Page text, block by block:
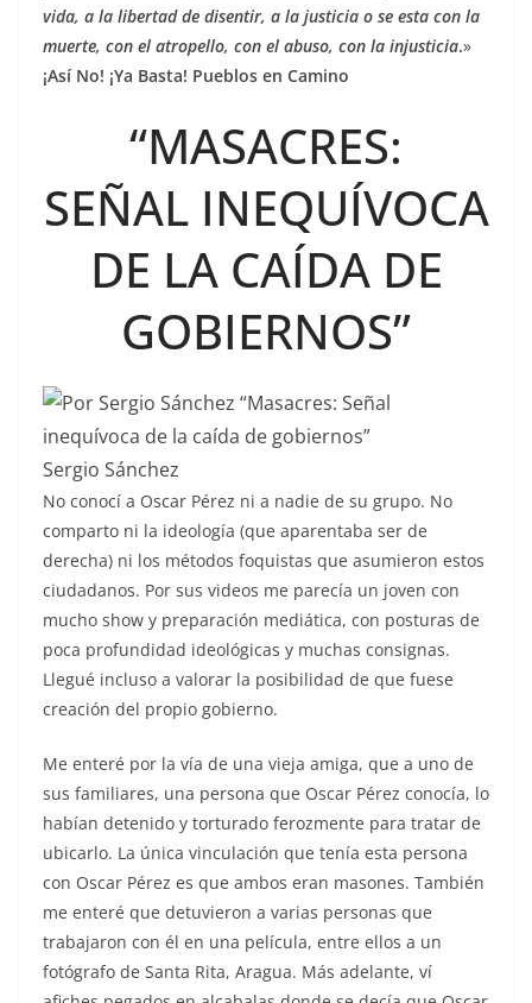
vida, a la libertad de disentir, a la justicia o se esta con la
muerte, con el atropello, con el abuso, con la injusticia.»
¡Así No! ¡Ya Basta! Pueblos en Camino
“MASACRES:
SEÑAL INEQUÍVOCA
DE LA CAÍDA DE
GOBIERNOS”
Sergio Sánchez
No conocí a Oscar Pérez ni a nadie de su grupo. No
comparto ni la ideología (que aparentaba ser de
derecha) ni los métodos foquistas que asumieron estos
ciudadanos. Por sus videos me parecía un joven con
mucho show y preparación mediática, con posturas de
poca profundidad ideológicas y muchas consignas.
Llegué incluso a valorar la posibilidad de que fuese
creación del propio gobierno.
Me enteré por la vía de una vieja amiga, que a uno de
sus familiares, una persona que Oscar Pérez conocía, lo
habían detenido y torturado ferozmente para tratar de
ubicarlo. La única vinculación que tenía esta persona
con Oscar Pérez es que ambos eran masones. También
me enteré que detuvieron a varias personas que
trabajaron con él en una película, entre ellos a un
fotógrafo de Santa Rita, Aragua. Más adelante, ví